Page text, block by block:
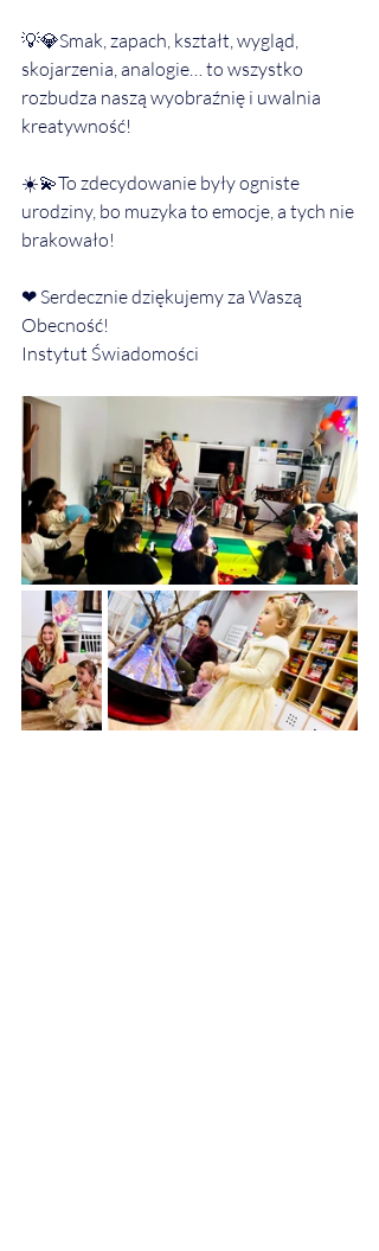
💡💎Smak, zapach, kształt, wygląd,
skojarzenia, analogie… to wszystko
rozbudza naszą wyobraźnię i uwalnia
kreatywność!
☀️💫To zdecydowanie były ogniste
urodziny, bo muzyka to emocje, a tych nie
brakowało!
❤ Serdecznie dziękujemy za Waszą
Obecność!
Instytut Świadomości